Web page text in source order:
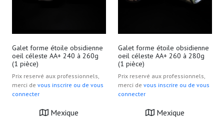
Galet forme étoile obsidienne
oeil céleste AA+ 240 à 260g
(1 pièce)
Prix reservé aux professionnels,
merci de vous inscrire ou de vous
connecter
Mexique
Galet forme étoile obsidienne
oeil céleste AA+ 260 à 280g
(1 pièce)
Prix reservé aux professionnels,
merci de vous inscrire ou de vous
connecter
Mexique